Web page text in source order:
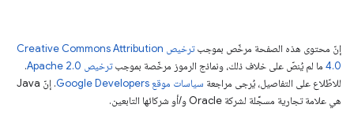
إنّ محتوى هذه الصفحة مرخّص بموجب
ترخيص Creative Commons Attribution
4.0‏ ما لم يُنصّ على خلاف ذلك، ونماذج الرموز مرخّصة بموجبترخيص Apache 2.0‏
.
للاطّلاع على التفاصيل، يُرجى مراجعة سياسات موقع Google Developers‏
. إنّ Java
هي علامة تجارية مسجَّلة لشركة Oracle و/أو شركائها التابعين.